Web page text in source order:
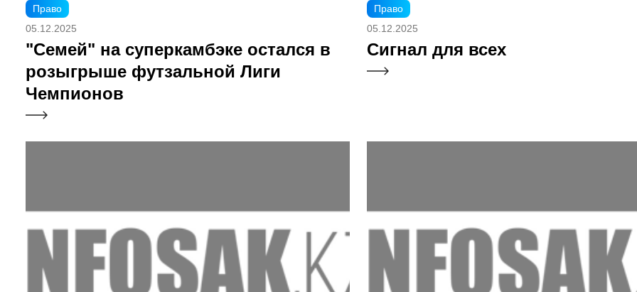
Право
05.12.2025
"Семей" на суперкамбэке остался в
розыгрыше футзальной Лиги
Чемпионов
Право
05.12.2025
Сигнал для всех